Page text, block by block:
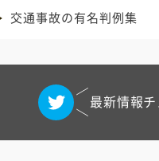
交通事故の有名判例集
最新情報チ